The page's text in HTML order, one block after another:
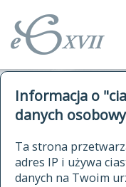
Informacja o
danych
Ta strona
adres IP i używa
danych na Twoim
autorzy Słownika
historia
publikacje
źródła
kwerendy
jak cytować Słownik